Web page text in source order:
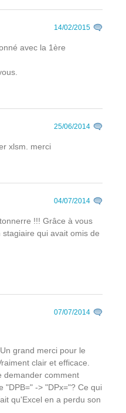
14/02/2015
avec la 1ère
25/06/2014
xlsm. merci
04/07/2014
!!! Grâce à vous
qui avait omis de
07/07/2014
grand merci pour le
clair et efficace.
demander comment
"DPB=" -> "DPx="? Ce qui
qu'Excel en a perdu son